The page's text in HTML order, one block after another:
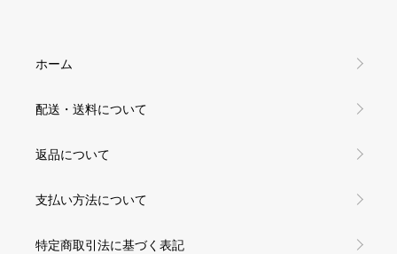
ホーム
配送・送料について
返品について
支払い方法について
特定商取引法に基づく表記